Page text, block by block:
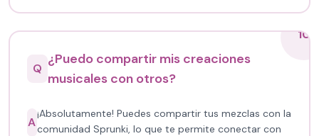
10
Q
¿Puedo compartir mis creaciones
musicales con otros?
A
¡Absolutamente! Puedes compartir tus mezclas con la
comunidad Sprunki, lo que te permite conectar con